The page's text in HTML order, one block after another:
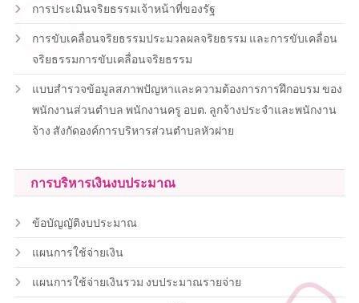
การประเมินจริยธรรมเจ้าหน้าที่ของรัฐ
การขับเคลื่อนจริยธรรมประมวลผลจริยธรรม และการขับเคลื่อน
จริยธรรมการขับเคลื่อนจริยธรรม
แบบสำรวจข้อมูลสภาพปัญหาและความต้องการการฝึกอบรม ของ
พนักงานส่วนตำบล พนักงานครู อบต. ลูกจ้างประจำและพนักงาน
จ้าง สังกัดองค์การบริหารส่วนตำบลหัวฝาย
การบริหารเงินงบประมาณ
ข้อบัญญัติงบประมาณ
แผนการใช้จ่ายเงิน
แผนการใช้จ่ายเงินรวม งบประมาณรายจ่าย